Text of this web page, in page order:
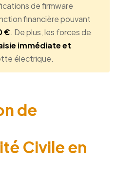
de firmware
financière pouvant
€. De plus, les forces de
immédiate et
électrique.
de
Civile en